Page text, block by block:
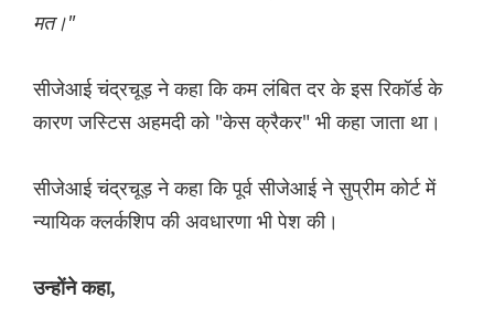
मत।"
सीजेआई चंद्रचूड़ ने कहा कि कम लंबित दर के इस रिकॉर्ड के
कारण जस्टिस अहमदी को "केस क्रैकर" भी कहा जाता था।
सीजेआई चंद्रचूड़ ने कहा कि पूर्व सीजेआई ने सुप्रीम कोर्ट में
न्यायिक क्लर्कशिप की अवधारणा भी पेश की।
उन्होंने कहा,